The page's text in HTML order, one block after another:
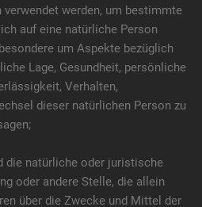
verwendet werden, um bestimmte
auf eine natürliche Person
um Aspekte bezüglich
Lage, Gesundheit, persönliche
Verhalten,
dieser natürlichen Person zu
die natürliche oder juristische
oder andere Stelle, die allein
über die Zwecke und Mittel der